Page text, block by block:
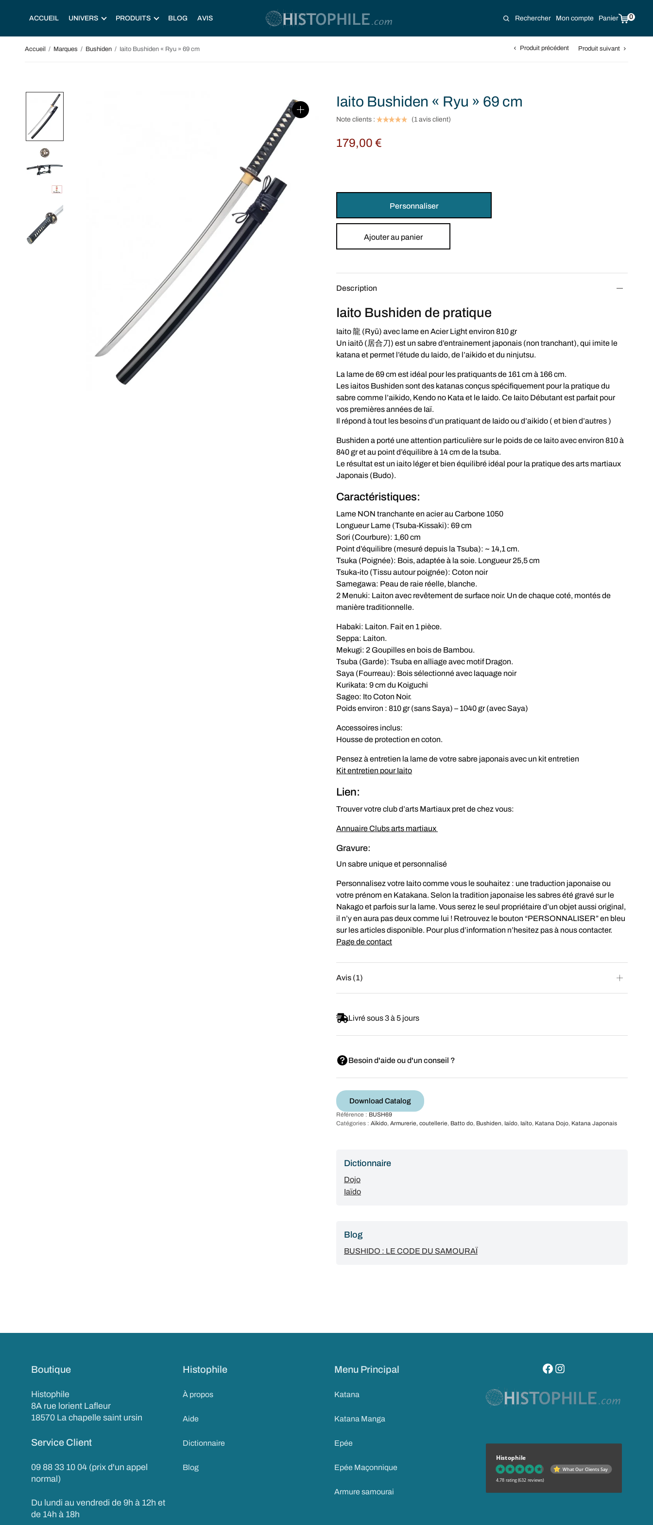
ACCUEIL UNIVERS PRODUITS BLOG AVIS Rechercher Mon compte Panier 0
Accueil / Marques / Bushiden / Iaito Bushiden « Ryu » 69 cm Produit précédent Produit suivant
Iaito Bushiden « Ryu » 69 cm
Note clients : (1 avis client)
179,00€
Personnaliser
Ajouter au panier
Description
Iaito Bushiden de pratique
Iaito 龍 (Ryū) avec lame en Acier Light environ 810 gr
Un iaitō (居合刀) est un sabre d’entrainement japonais (non tranchant), qui imite le
katana et permet l’étude du Iaido, de l’aikido et du ninjutsu.
La lame de 69 cm est idéal pour les pratiquants de 161 cm à 166 cm.
Les iaitos Bushiden sont des katanas conçus spécifiquement pour la pratique du
sabre comme l’aikido, Kendo no Kata et le Iaido. Ce Iaito Débutant est parfait pour
vos premières années de Iaï.
Il répond à tout les besoins d’un pratiquant de Iaido ou d’aikido ( et bien d’autres )
Bushiden a porté une attention particulière sur le poids de ce Iaito avec environ 810 à
840 gr et au point d’équilibre à 14 cm de la tsuba.
Le résultat est un iaito léger et bien équilibré idéal pour la pratique des arts martiaux
Japonais (Budo).
Caractéristiques:
Lame NON tranchante en acier au Carbone 1050
Longueur Lame (Tsuba-Kissaki): 69 cm
Sori (Courbure): 1,60 cm
Point d’équilibre (mesuré depuis la Tsuba): ~ 14,1 cm.
Tsuka (Poignée): Bois, adaptée à la soie. Longueur 25,5 cm
Tsuka-ito (Tissu autour poignée): Coton noir
Samegawa: Peau de raie réelle, blanche.
2 Menuki: Laiton avec revêtement de surface noir. Un de chaque coté, montés de
manière traditionnelle.
Habaki: Laiton. Fait en 1 pièce.
Seppa: Laiton.
Mekugi: 2 Goupilles en bois de Bambou.
Tsuba (Garde): Tsuba en alliage avec motif Dragon.
Saya (Fourreau): Bois sélectionné avec laquage noir
Kurikata: 9 cm du Koiguchi
Sageo: Ito Coton Noir.
Poids environ : 810 gr (sans Saya) – 1040 gr (avec Saya)
Accessoires inclus:
Housse de protection en coton.
Pensez à entretien la lame de votre sabre japonais avec un kit entretien
Kit entretien pour Iaito
Lien:
Trouver votre club d’arts Martiaux pret de chez vous:
Annuaire Clubs arts martiaux
Gravure:
Un sabre unique et personnalisé
Personnalisez votre Iaito comme vous le souhaitez : une traduction japonaise ou
votre prénom en Katakana. Selon la tradition japonaise les sabres été gravé sur le
Nakago et parfois sur la lame. Vous serez le seul propriétaire d’un objet aussi original,
il n’y en aura pas deux comme lui ! Retrouvez le bouton “PERSONNALISER” en bleu
sur les articles disponible. Pour plus d’information n’hesitez pas à nous contacter.
Page de contact
Avis (1)
Livré sous 3 à 5 jours
Besoin d'aide ou d'un conseil ?
Download Catalog
Référence : BUSH69
Catégories : Aïkido, Armurerie, coutellerie, Batto do, Bushiden, Iaïdo, Iaïto, Katana Dojo, Katana Japonais
Dictionnaire
Dojo
Iaïdo
Blog
BUSHIDO : LE CODE DU SAMOURAÏ
Boutique
Histophile
8A rue lorient Lafleur
18570 La chapelle saint ursin
Service Client
09 88 33 10 04 (prix d'un appel
normal)
Du lundi au vendredi de 9h à 12h et
de 14h à 18h
Histophile
À propos
Aide
Dictionnaire
Blog
Menu Principal
Katana
Katana Manga
Epée
Epée Maçonnique
Armure samourai
visitez notre page facebook
suivez notre compte
Histophile
What Our Clients Say
4.78 rating (632 reviews)